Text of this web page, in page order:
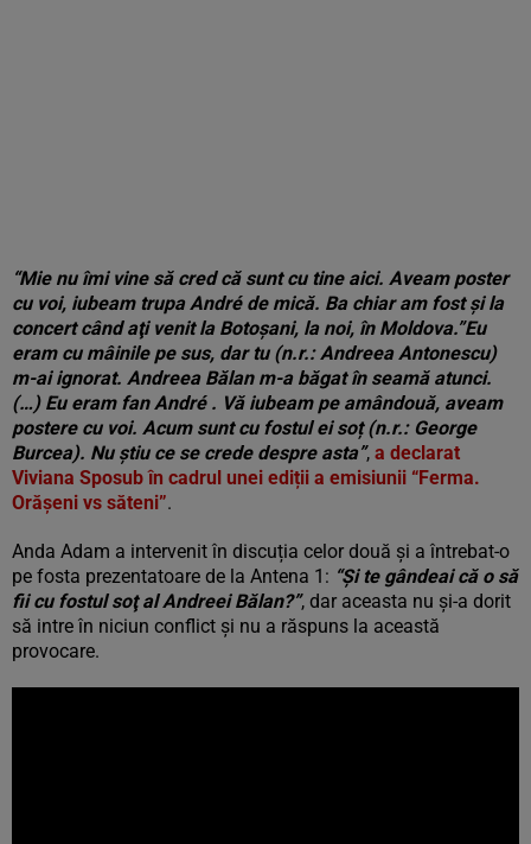
“Mie nu îmi vine să cred că sunt cu tine aici. Aveam poster
cu voi, iubeam trupa André de mică. Ba chiar am fost şi la
concert când aţi venit la Botoşani, la noi, în Moldova.”Eu
eram cu mâinile pe sus, dar tu (n.r.: Andreea Antonescu)
m-ai ignorat. Andreea Bălan m-a băgat în seamă atunci.
(…) Eu eram fan André . Vă iubeam pe amândouă, aveam
postere cu voi. Acum sunt cu fostul ei soț (n.r.: George
Burcea). Nu știu ce se crede despre asta”, a declarat
Viviana Sposub în cadrul unei ediții a emisiunii “Ferma.
Orășeni vs săteni”.
Anda Adam a intervenit în discuția celor două și a întrebat-o
pe fosta prezentatoare de la Antena 1: “Şi te gândeai că o să
fii cu fostul soţ al Andreei Bălan?”, dar aceasta nu și-a dorit
să intre în niciun conflict și nu a răspuns la această
provocare.